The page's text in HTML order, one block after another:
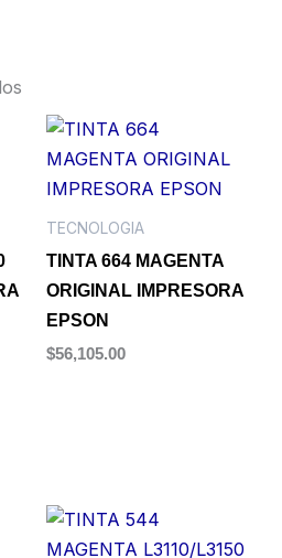
TECNOLOGIA
TINTA 664 MAGENTA
ORIGINAL IMPRESORA
EPSON
$56,105.00